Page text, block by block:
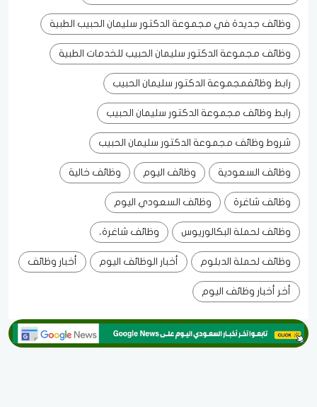
وظائف جديدة في مجموعة الدكتور سليمان الحبيب الطبية
وظائف مجموعة الدكتور سليمان الحبيب للخدمات الطبية
رابط وظائفمجموعة الدكتور سليمان الحبيب
رابط وظائف مجموعة الدكتور سليمان الحبيب
شروط وظائف مجموعة الدكتور سليمان الحبيب
وظائف السعودية وظائف اليوم وظائف خالية
وظائف شاغرة وظائف السعودي اليوم
وظائف لحملة البكالوريوس وظائف شاغرة،
وظائف لحملة الدبلوم أخبار الوظائف اليوم أخبار وظائف
أخر أخبار وظائف اليوم